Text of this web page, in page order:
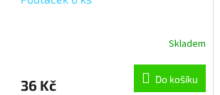
Skladem
36 Kč Do košíku